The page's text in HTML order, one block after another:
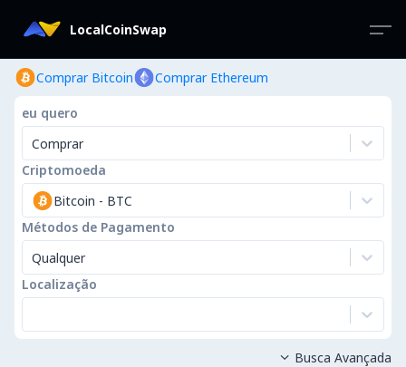
LocalCoinSwap
Comprar Bitcoin Comprar Ethereum
eu quero
Comprar
Criptomoeda
Bitcoin - BTC
Métodos de Pagamento
Qualquer
Localização
 Busca Avançada